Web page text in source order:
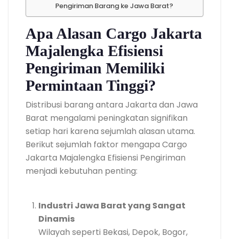
Pengiriman Barang ke Jawa Barat?
Apa Alasan Cargo Jakarta
Majalengka Efisiensi
Pengiriman Memiliki
Permintaan Tinggi?
Distribusi barang antara Jakarta dan Jawa
Barat mengalami peningkatan signifikan
setiap hari karena sejumlah alasan utama.
Berikut sejumlah faktor mengapa Cargo
Jakarta Majalengka Efisiensi Pengiriman
menjadi kebutuhan penting:
Industri Jawa Barat yang Sangat
Dinamis
Wilayah seperti Bekasi, Depok, Bogor,